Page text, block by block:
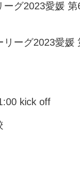
ーグ2023愛媛 第
リーグ2023愛媛
kick off